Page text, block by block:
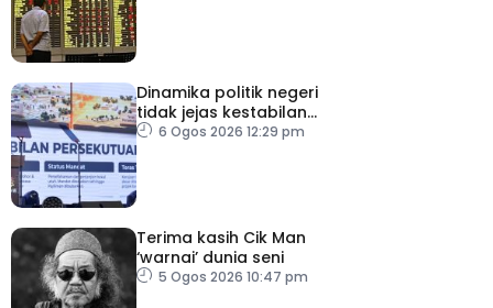
Dinamika politik negeri
tidak jejas kestabilan
Kerajaan Perpaduan
6 Ogos 2026 12:29 pm
Terima kasih Cik Man
‘warnai’ dunia seni
5 Ogos 2026 10:47 pm